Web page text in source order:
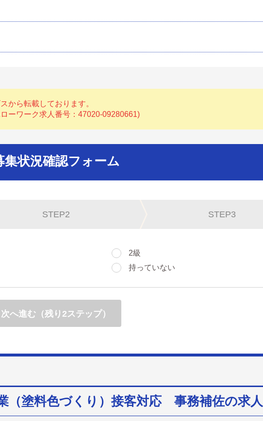
から転載しております。
ーワーク求人番号：47020-09280661)
集状況確認フォーム
STEP2 STEP3
2級
持っていない
次へ進む（残り2ステップ）
（塗料色づくり）接客対応 事務補佐の求人